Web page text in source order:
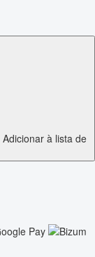
Adicionar à lista de